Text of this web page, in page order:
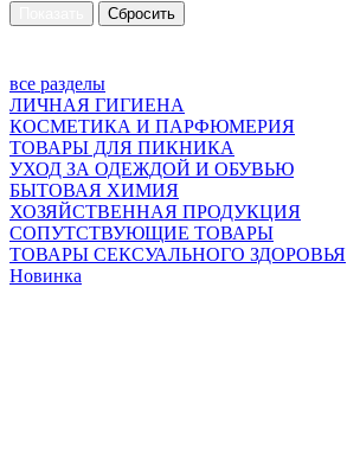
все разделы
ЛИЧНАЯ ГИГИЕНА
КОСМЕТИКА И ПАРФЮМЕРИЯ
ТОВАРЫ ДЛЯ ПИКНИКА
УХОД ЗА ОДЕЖДОЙ И ОБУВЬЮ
БЫТОВАЯ ХИМИЯ
ХОЗЯЙСТВЕННАЯ ПРОДУКЦИЯ
СОПУТСТВУЮЩИЕ ТОВАРЫ
ТОВАРЫ СЕКСУАЛЬНОГО ЗДОРОВЬЯ
Новинка